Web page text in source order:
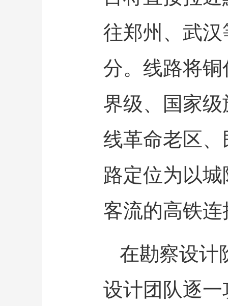
往郑州、武
分。线路将
界级、国家
线革命老区
路定位为以
客流的高铁连
在勘察设计
设计团队逐